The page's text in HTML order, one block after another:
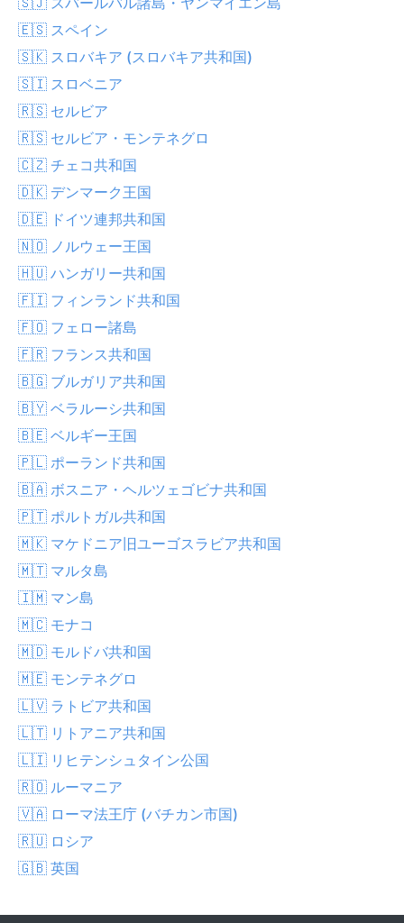
🇪🇸 スペイン
🇸🇰 スロバキア (スロバキア共和国)
🇸🇮 スロベニア
🇷🇸 セルビア
🇷🇸 セルビア・モンテネグロ
🇨🇿 チェコ共和国
🇩🇰 デンマーク王国
🇩🇪 ドイツ連邦共和国
🇳🇴 ノルウェー王国
🇭🇺 ハンガリー共和国
🇫🇮 フィンランド共和国
🇫🇴 フェロー諸島
🇫🇷 フランス共和国
🇧🇬 ブルガリア共和国
🇧🇾 ベラルーシ共和国
🇧🇪 ベルギー王国
🇵🇱 ポーランド共和国
🇧🇦 ボスニア・ヘルツェゴビナ共和国
🇵🇹 ポルトガル共和国
🇲🇰 マケドニア旧ユーゴスラビア共和国
🇲🇹 マルタ島
🇮🇲 マン島
🇲🇨 モナコ
🇲🇩 モルドバ共和国
🇲🇪 モンテネグロ
🇱🇻 ラトビア共和国
🇱🇹 リトアニア共和国
🇱🇮 リヒテンシュタイン公国
🇷🇴 ルーマニア
🇻🇦 ローマ法王庁 (バチカン市国)
🇷🇺 ロシア
🇬🇧 英国